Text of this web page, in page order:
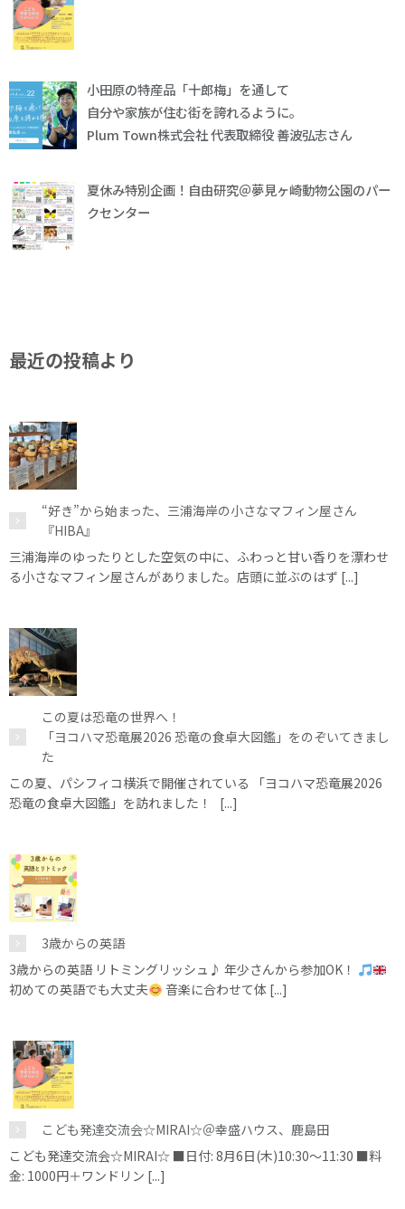
小田原の特産品「十郎梅」を通して
自分や家族が住む街を誇れるように。
Plum Town株式会社 代表取締役 善波弘志さん
夏休み特別企画！自由研究＠夢見ヶ崎動物公園のパー
クセンター
最近の投稿より
“好き”から始まった、三浦海岸の小さなマフィン屋さん
『HIBA』
三浦海岸のゆったりとした空気の中に、ふわっと甘い香りを漂わせ
る小さなマフィン屋さんがありました。店頭に並ぶのはず [...]
この夏は恐竜の世界へ！
「ヨコハマ恐竜展2026 恐竜の食卓大図鑑」をのぞいてきまし
た
この夏、パシフィコ横浜で開催されている 「ヨコハマ恐竜展2026
恐竜の食卓大図鑑」を訪れました！ [...]
3歳からの英語
3歳からの英語 リトミングリッシュ♪ 年少さんから参加OK！
初めての英語でも大丈夫
音楽に合わせて体 [...]
こども発達交流会☆MIRAI☆＠幸盛ハウス、鹿島田
こども発達交流会☆MIRAI☆ ■日付: 8月6日(木)10:30～11:30 ■料
金: 1000円＋ワンドリン [...]